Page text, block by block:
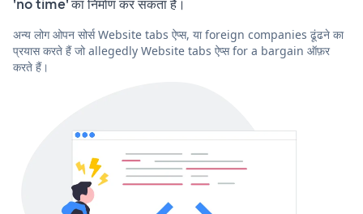
'no time' का निर्माण कर सकता है।
अन्य लोग ओपन सोर्स Website tabs ऐप्स, या foreign companies ढूंढने का
प्रयास करते हैं जो allegedly Website tabs ऐप्स for a bargain ऑफ़र
करते हैं।